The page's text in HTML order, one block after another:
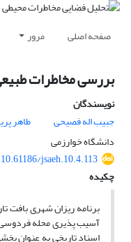
صفحه اصلی مرور
بررسی مخاطرات
نویسندگان
جبیب اله فصیحی
طاهر
دانشگاه خوارزمی
10.61186/jsaeh.10.4.113
چکیده
برنامه ­ریزان شهری بافت
آسیب­ پذیری محله فردوسی